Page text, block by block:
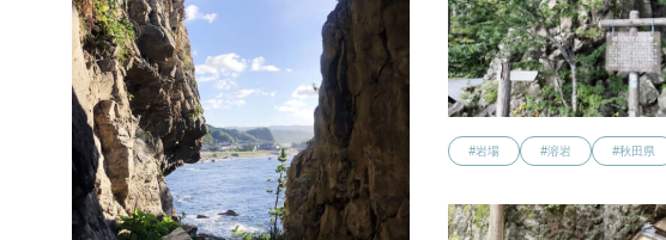
#岩場 #溶岩 #秋田県